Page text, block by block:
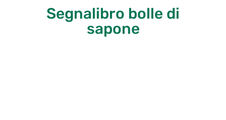
Segnalibro bolle di
sapone